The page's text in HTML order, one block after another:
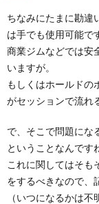
ちなみにたまに勘違
は手でも使用可能で
商業ジムなどでは安
いますが。
もしくはホールドの
がセッションで流れ
で、そこで問題にな
ということなんです
これに関してはそも
をするべきなので、
（いつになるかは不